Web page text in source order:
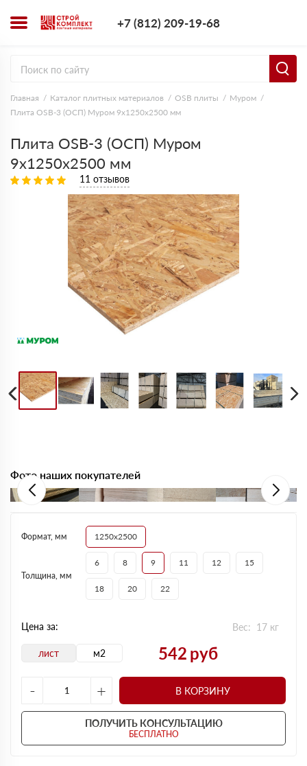
+7 (812) 209-19-68
Главная Каталог плитных материалов OSB плиты
Муром
Плита OSB-3 (ОСП) Муром 9х1250х2500 мм
Плита OSB-3 (ОСП) Муром
9х1250х2500 мм
11 отзывов
Фото наших покупателей
Формат, мм 1250х2500
Толщина, мм
6 8 9 11 12 15
18 20 22
Цена за: Вес: 17 кг
лист м2 542 руб
-
+ В КОРЗИНУ
ПОЛУЧИТЬ КОНСУЛЬТАЦИЮ
БЕСПЛАТНО